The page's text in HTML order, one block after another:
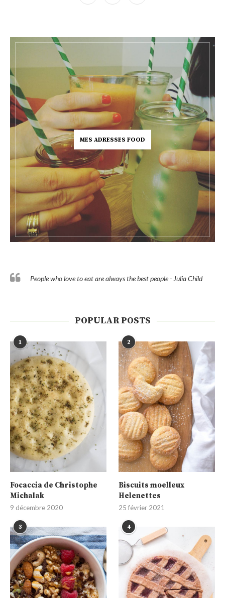
MES ADRESSES FOOD
People who love to eat are always the best people - Julia Child
POPULAR POSTS
1
Focaccia de Christophe
Michalak
9 décembre 2020
2
Biscuits moelleux
Helenettes
25 février 2021
3 4